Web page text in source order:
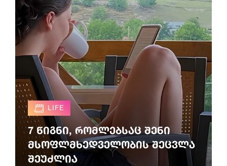
LIFE
7 წიგნი, რომლებსაც შენი
მსოფლმხედველობის შეცვლა
შეუძლია